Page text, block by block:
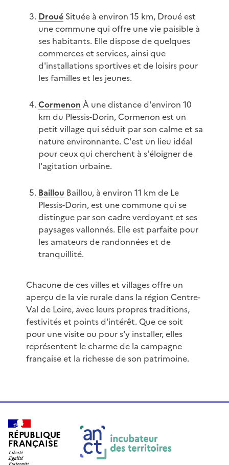
DrouéSituée à environ 15 km, Droué est
une commune qui offre une vie paisible à
ses habitants. Elle dispose de quelques
commerces et services, ainsi que
d'installations sportives et de loisirs pour
les familles et les jeunes.
Cormenon À une distance d'environ 10
km du Plessis-Dorin, Cormenon est un
petit village qui séduit par son calme et sa
nature environnante. C'est un lieu idéal
pour ceux qui cherchent à s'éloigner de
l'agitation urbaine.
Baillou Baillou, à environ 11 km de Le
Plessis-Dorin, est une commune qui se
distingue par son cadre verdoyant et ses
paysages vallonnés. Elle est parfaite pour
les amateurs de randonnées et de
tranquillité.
Chacune de ces villes et villages offre un
aperçu de la vie rurale dans la région Centre-
Val de Loire, avec leurs propres traditions,
festivités et points d'intérêt. Que ce soit
pour une visite ou pour s'y installer, elles
représentent le charme de la campagne
française et la richesse de son patrimoine.
RÉPUBLIQUE
FRANÇAISE